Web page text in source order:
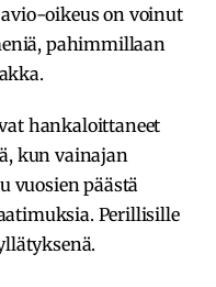
oikeus on voinut
pahimmillaan
hankaloittaneet
kun vainajan
vuosien päästä
Perillisille